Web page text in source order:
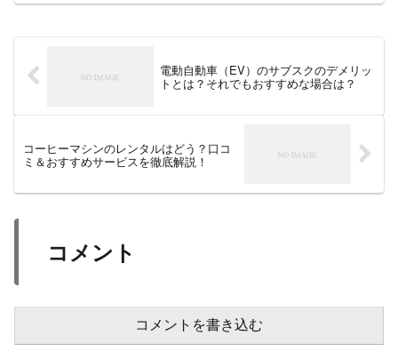
電動自動車（EV）のサブスクのデメリッ
トとは？それでもおすすめな場合は？
コーヒーマシンのレンタルはどう？口コ
ミ＆おすすめサービスを徹底解説！
コメント
コメントを書き込む